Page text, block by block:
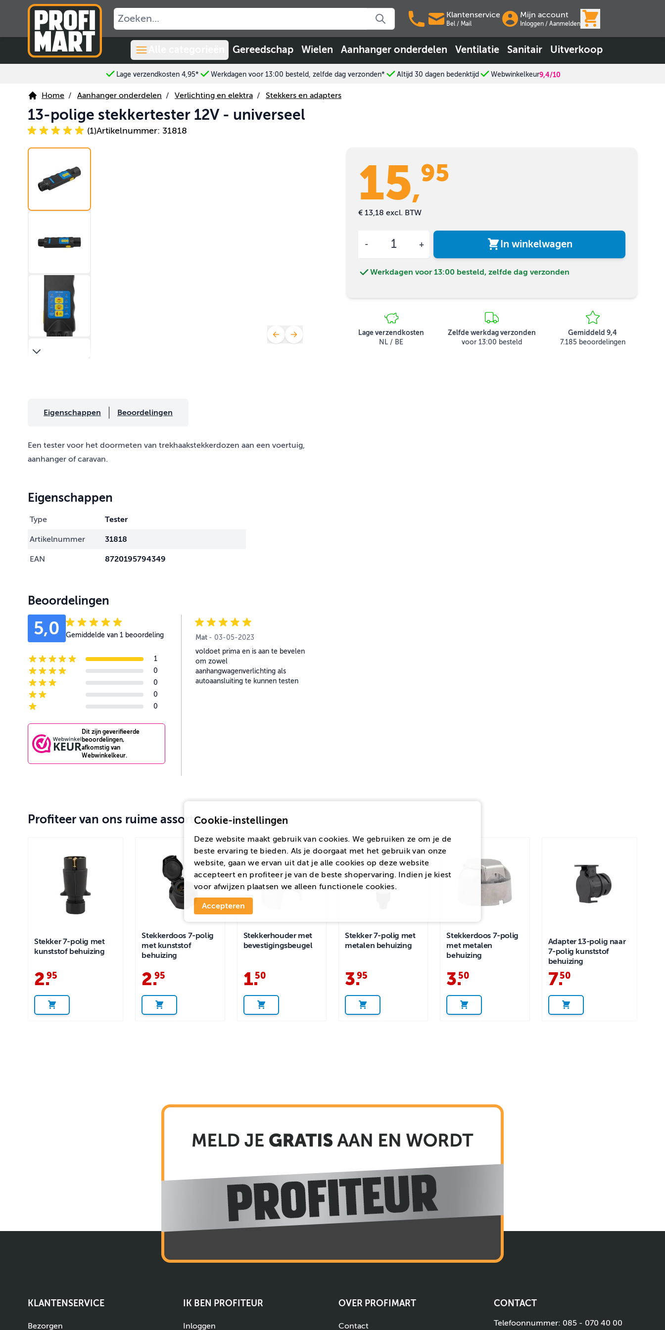
Ga naar de inhoud
Klantenservice
Bel / Mail
Mijn account
Inloggen / Aanmelden
Gereedschap Wielen Aanhanger onderdelen Ventilatie Sanitair Uitverkoop
Lage verzendkosten 4,95* Werkdagen voor 13:00 besteld, zelfde dag verzonden* Altijd 30 dagen bedenktijd Webwinkelkeur9,4/10
Home / Aanhanger onderdelen / Verlichting en elektra / Stekkers en adapters
13-polige stekkertester 12V - universeel
(1)Artikelnummer: 31818
15,
95
€ 13,18 excl. BTW
In winkelwagen
Werkdagen voor 13:00 besteld, zelfde dag verzonden
Lage verzendkosten
NL / BE
Zelfde werkdag verzonden
voor 13:00 besteld
Gemiddeld 9,4
7.185 beoordelingen
Eigenschappen Beoordelingen
Een tester voor het doormeten van trekhaakstekkerdozen aan een voertuig,
aanhanger of caravan.
Eigenschappen
Type Tester
Artikelnummer 31818
EAN 8720195794349
Beoordelingen
5,0 Gemiddelde van 1 beoordeling
5-star reviews
1
4-star reviews
0
3-star reviews
0
2-star reviews
0
1-star reviews
0
Dit zijn geverifieerde
beoordelingen,
afkomstig van
Webwinkelkeur.
Mat - 3 mei 2023
03-05-2023
voldoet prima en is aan te bevelen
om zowel
aanhangwagenverlichting als
autoaansluiting te kunnen testen
Profiteer van ons ruime assortiment
Stekker 7-polig met
kunststof behuizing
2.
95
Stekkerdoos 7-polig
met kunststof
behuizing
2.
95
Stekkerhouder met
bevestigingsbeugel
1.50
Stekker 7-polig met
metalen behuizing
3.
95
Stekkerdoos 7-polig
met metalen
behuizing
3.
50
Adapter 13-polig naar
7-polig kunststof
behuizing
7.50
KLANTENSERVICE
Bezorgen
IK BEN PROFITEUR
Inloggen
OVER PROFIMART
Contact
CONTACT
Telefoonnummer: 085 - 070 40 00
Cookie-instellingen
Deze website maakt gebruik van cookies. We gebruiken ze om je de
beste ervaring te bieden. Als je doorgaat met het gebruik van onze
website, gaan we ervan uit dat je alle cookies op deze website
accepteert en profiteer je van de beste shopervaring. Indien je kiest
voor afwijzen plaatsen we alleen functionele cookies.
Accepteren